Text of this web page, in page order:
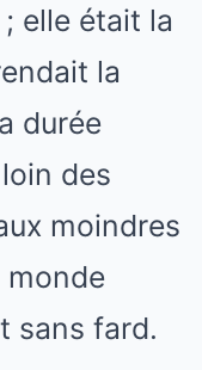
; elle était la
la
durée
des
moindres
monde
sans fard.